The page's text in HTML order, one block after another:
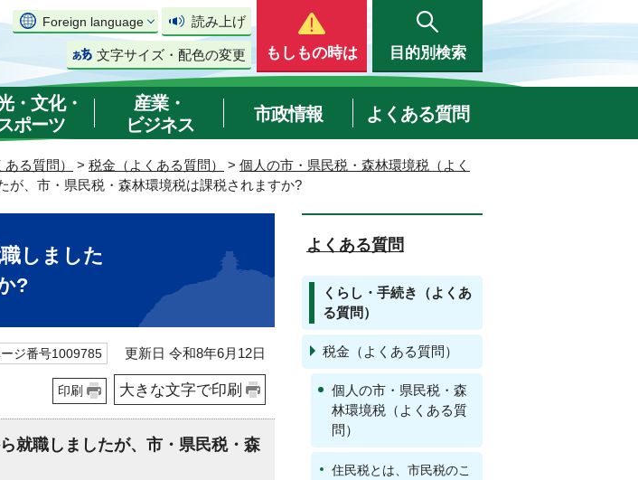
Foreign language 読み上げ
文字サイズ・配色の変更 もしもの時は 目的別検索
・文化・
ポーツ
産業・
ビジネス
市政情報 よくある質問
る質問） > 税金（よくある質問） > 個人の市・県民税・森林環境税（よく
が、市・県民税・森林環境税は課税されますか?
しました
?
ジ番号1009785 更新日 令和8年6月12日
印刷 大きな文字で印刷
就職しましたが、市・県民税・森
よくある質問
くらし・手続き（よくあ
る質問）
税金（よくある質問）
個人の市・県民税・森
林環境税（よくある質
問）
住民税とは、市民税のこ